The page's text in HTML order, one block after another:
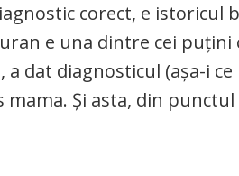
corect, e istoricul
e una dintre cei puțini
dat diagnosticul (așa-i ce
Și asta, din